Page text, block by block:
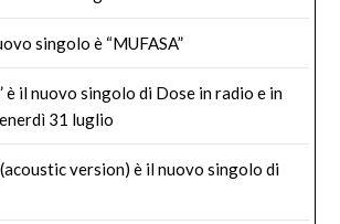
singolo è “MUFASA”
è il nuovo singolo di Dose in radio e in
31 luglio
(acoustic version) è il nuovo singolo di